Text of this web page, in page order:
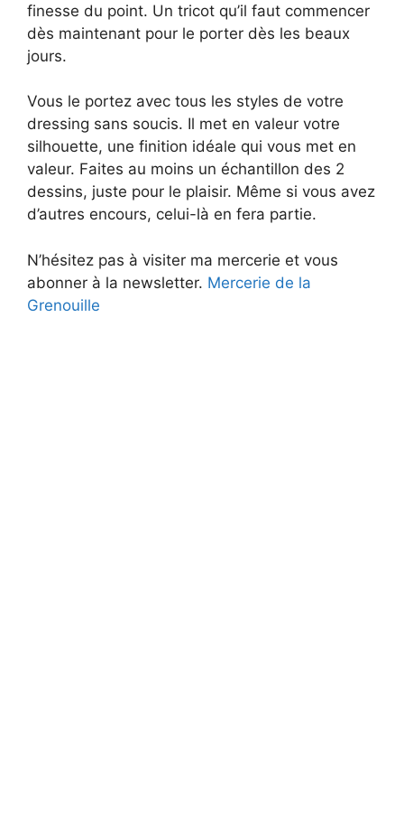
finesse du point. Un tricot qu’il faut commencer
dès maintenant pour le porter dès les beaux
jours.
Vous le portez avec tous les styles de votre
dressing sans soucis. Il met en valeur votre
silhouette, une finition idéale qui vous met en
valeur. Faites au moins un échantillon des 2
dessins, juste pour le plaisir. Même si vous avez
d’autres encours, celui-là en fera partie.
N’hésitez pas à visiter ma mercerie et vous
abonner à la newsletter. Mercerie de la
Grenouille